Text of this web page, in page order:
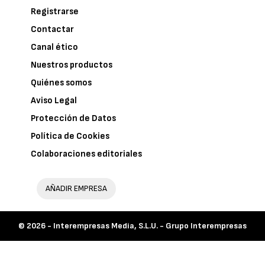
Registrarse
Contactar
Canal ético
Nuestros productos
Quiénes somos
Aviso Legal
Protección de Datos
Política de Cookies
Colaboraciones editoriales
AÑADIR EMPRESA
© 2026 - Interempresas Media, S.L.U. - Grupo Interempresas